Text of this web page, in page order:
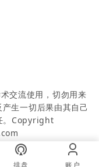
交流使用，切勿用来
生一切后果由其自己
。Copyright
排盘 账户